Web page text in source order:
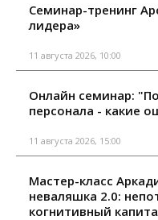
Семинар-тренинг
лидера»
11 августа 2026, 10:00
Онлайн семинар:
персонала - какие
11 августа 2026, 15:00
Мастер-класс
неваляшка 2.0:
когнитивный